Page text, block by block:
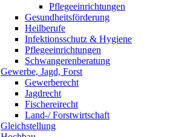
Pflegeeinrichtungen
Gesundheitsförderung
Heilberufe
Infektionsschutz & Hygiene
Pflegeeinrichtungen
Schwangerenberatung
Gewerbe, Jagd, Forst
Gewerberecht
Jagdrecht
Fischereirecht
Land-/ Forstwirtschaft
Gleichstellung